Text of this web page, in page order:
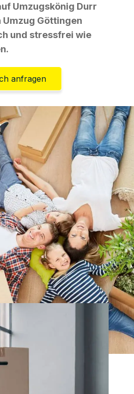
Umzugskönig Durr
Umzug Göttingen
und stressfrei wie
anfragen